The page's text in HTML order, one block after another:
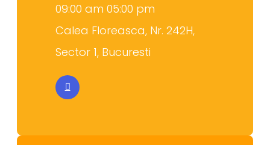
09:00 am 05:00 pm
Calea Floreasca, Nr. 242H,
Sector 1, Bucuresti